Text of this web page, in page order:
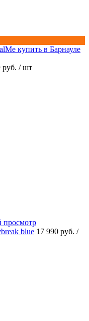
руб. / шт
просмотр
blue 17 990 руб. /